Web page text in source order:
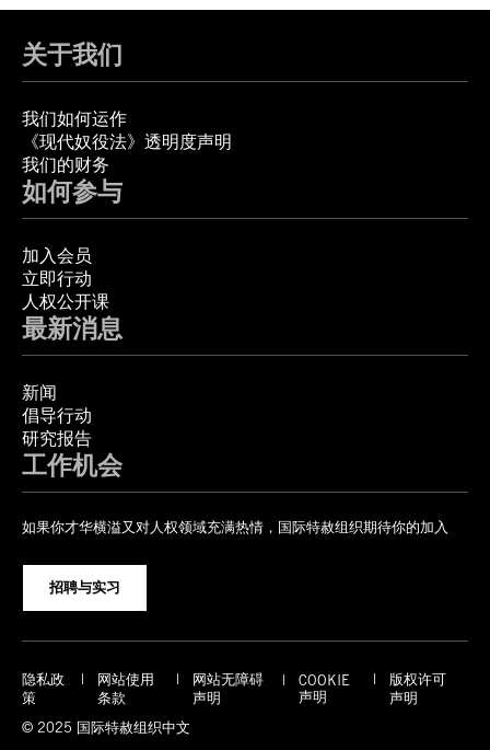
关于我们
我们如何运作
《现代奴役法》透明度声明
我们的财务
如何参与
加入会员
立即行动
人权公开课
最新消息
新闻
倡导行动
研究报告
工作机会
如果你才华横溢又对人权领域充满热情，国际特赦组织期待你的加入
招聘与实习
隐私政
策
网站使用
条款
网站无障碍
声明
COOKIE
声明
版权许可
声明
© 2025 国际特赦组织中文